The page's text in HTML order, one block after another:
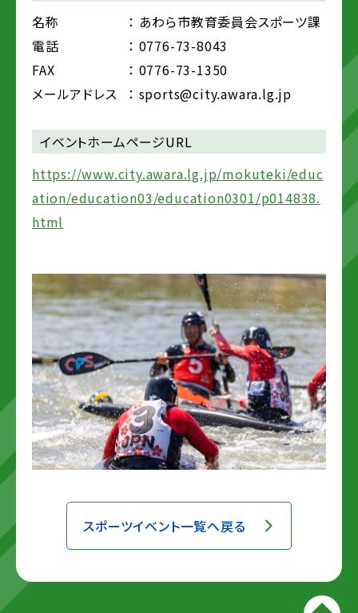
名称
： あわら市教育委員会スポーツ課
電話
： 0776-73-8043
FAX
： 0776-73-1350
メールアドレス
： sports@city.awara.lg.jp
イベントホームページURL
https://www.city.awara.lg.jp/mokuteki/educ
ation/education03/education0301/p014838.
html
スポーツイベント一覧へ戻る